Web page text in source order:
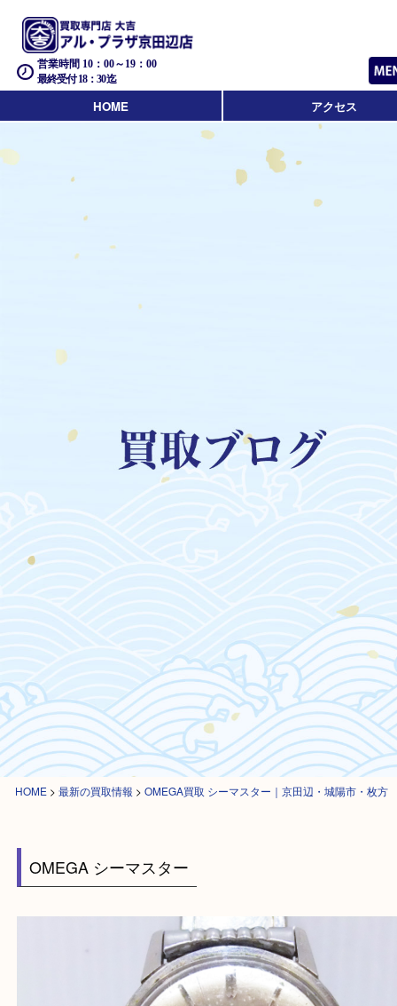
営業時間 10：00～19：00
最終受付 18：30迄
HOME アクセス
HOME
OMEGA シーマスター